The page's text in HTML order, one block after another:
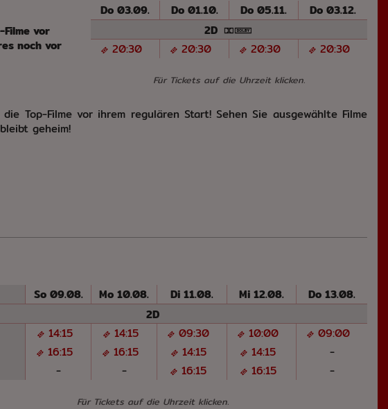
Do 03.09. Do 01.10. Do 05.11. Do 03.12.
20:30 20:30 20:30 20:30
2D
Für Tickets auf die Uhrzeit klicken.
vor
noch vor
Top-Filme vor ihrem regulären Start! Sehen Sie ausgewählte Filme
geheim!
So 09.08. Mo 10.08. Di 11.08. Mi 12.08. Do 13.08.
14:15 14:15 09:30 10:00
09:00
16:15 16:15 14:15 14:15
-
- - 16:15 16:15 -
2D
Für Tickets auf die Uhrzeit klicken.